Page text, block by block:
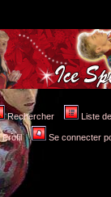
Rechercher Liste
Profil Se connecter